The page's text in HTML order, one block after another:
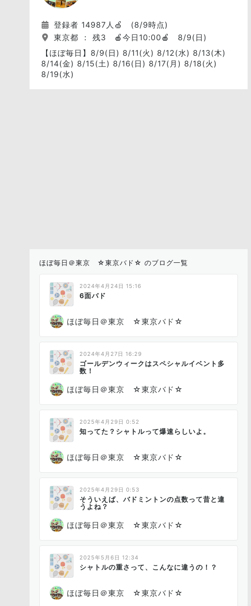
登録者 14987人🍏 (8/9時点)
東京都 ： 残3 🍎今日10:00🍎 8/9(日)
【ほぼ毎日】8/9(日) 8/11(火) 8/12(水) 8/13(木)
8/14(金) 8/15(土) 8/16(日) 8/17(月) 8/18(火)
8/19(水)
ほぼ毎日＠東京 ☆東京バド☆ のブログ一覧
2024年4月24日 15:16
6面バド
ほぼ毎日＠東京 ☆東京バド☆
2024年4月27日 16:29
ゴールデンウィークはスペシャルイベント多
数！
ほぼ毎日＠東京 ☆東京バド☆
2025年4月29日 0:52
知ってた？シャトルって爆速らしいよ。
ほぼ毎日＠東京 ☆東京バド☆
2025年4月29日 0:53
そういえば、バドミントンの点数って昔と違
うよね？
ほぼ毎日＠東京 ☆東京バド☆
2025年5月6日 12:34
シャトルの重さって、こんなに違うの！？
ほぼ毎日＠東京 ☆東京バド☆